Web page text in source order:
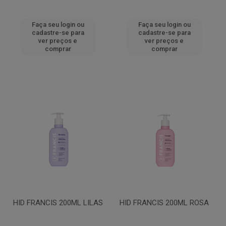
Faça seu login ou
cadastre-se para
ver preços e
comprar
Faça seu login ou
cadastre-se para
ver preços e
comprar
HID FRANCIS 200ML LILAS HID FRANCIS 200ML ROSA